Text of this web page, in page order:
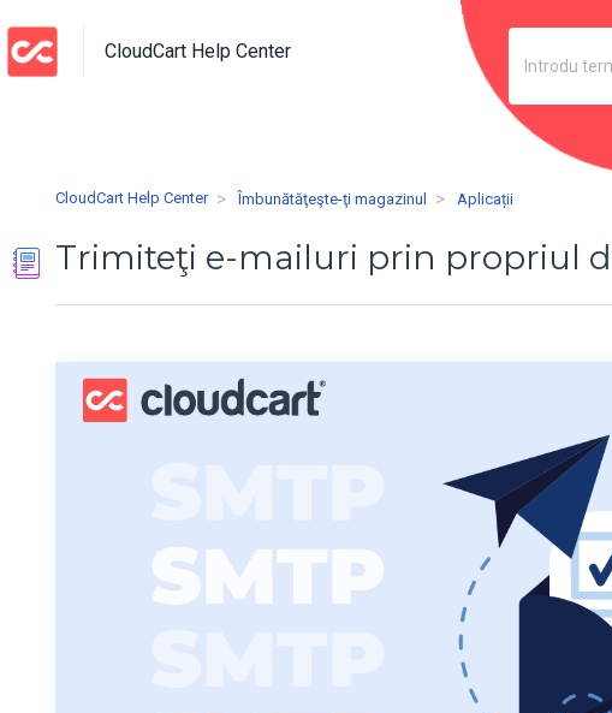
CloudCart Help Center
CloudCart Help Center Îmbunătăţeşte-ţi magazinul Aplicații
Trimiteţi e-mailuri prin propriul